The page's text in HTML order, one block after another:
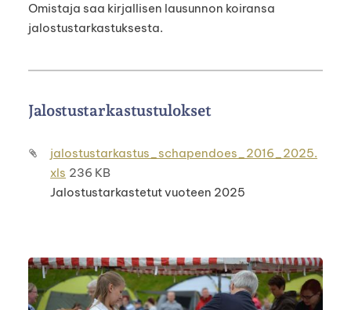
Omistaja saa kirjallisen lausunnon koiransa
jalostustarkastuksesta.
Jalostustarkastustulokset
jalostustarkastus_schapendoes_2016_2025.
xls 236 KB
Jalostustarkastetut vuoteen 2025